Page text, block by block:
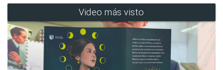
Video más visto